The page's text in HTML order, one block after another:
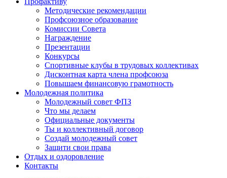
Методические рекомендации
Профсоюзное образование
Комиссии Совета
Награждение
Презентации
Конкурсы
Спортивные клубы в трудовых коллективах
Дисконтная карта члена профсоюза
Повышаем финансовую грамотность
Молодежная политика
Молодежный совет ФПЗ
Что мы делаем
Официальные документы
Ты и коллективный договор
Создай молодежный совет
Защити свои права
Отдых и оздоровление
Контакты